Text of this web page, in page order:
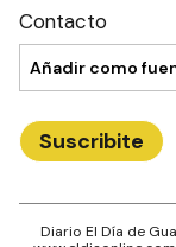
Contacto
Añadir como
Suscribite
Diario El Día de